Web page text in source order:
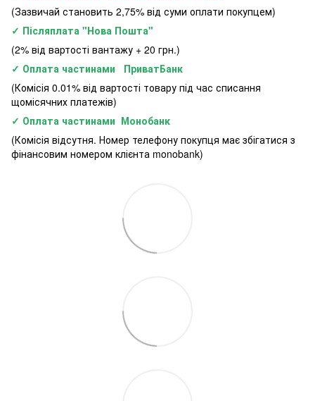
(Зазвичай становить 2,75% від суми оплати покупцем)
✓ Післяплата "Нова Пошта"
(2% від вартості вантажу + 20 грн.)
✓ Оплата частинами ПриватБанк
(Комісія 0.01% від вартості товару під час списання
щомісячних платежів)
✓ Оплата частинами Монобанк
(Комісія відсутня. Номер телефону покупця має збігатися з
фінансовим номером клієнта monobank)